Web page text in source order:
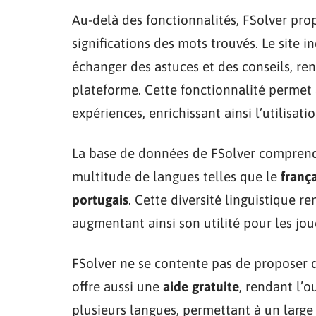
Au-delà des fonctionnalités, FSolver
significations des mots trouvés. Le site
échanger des astuces et des conseils,
plateforme. Cette fonctionnalité permet
expériences, enrichissant ainsi
La base de données de FSolver
multitude de langues telles que le
portugais. Cette diversité linguistique
augmentant ainsi son utilité pour les
FSolver ne se contente pas de
offre aussi une aide gratuite, rendant
plusieurs langues, permettant à un